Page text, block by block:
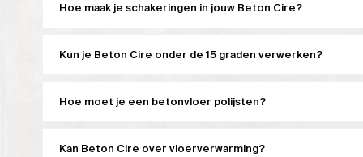
Hoe maak je schakeringen in jouw Beton Cire?
Kun je Beton Cire onder de 15 graden verwerken?
Hoe moet je een betonvloer polijsten?
Kan Beton Cire over vloerverwarming?